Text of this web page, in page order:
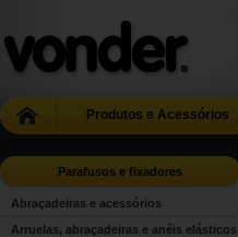
Produtos e Acessórios
Parafusos e fixadores
Abraçadeiras e acessórios
Arruelas, abraçadeiras e anéis elásticos